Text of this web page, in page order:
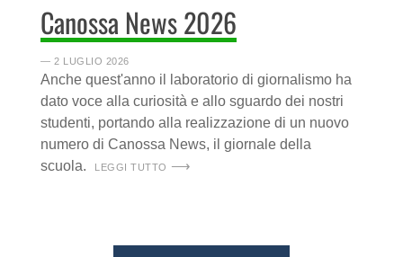
Canossa News 2026
― 2 LUGLIO 2026
Anche quest'anno il laboratorio di giornalismo ha
dato voce alla curiosità e allo sguardo dei nostri
studenti, portando alla realizzazione di un nuovo
numero di Canossa News, il giornale della
scuola.
LEGGI TUTTO